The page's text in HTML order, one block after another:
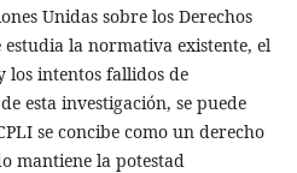
Unidas sobre los Derechos
estudia la normativa existente, el
intentos fallidos de
esta investigación, se puede
se concibe como un derecho
mantiene la potestad